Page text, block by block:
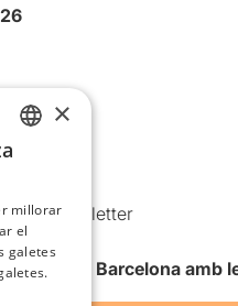
i Newsletter
de Teatre Barcelona
×
millorar
el
galetes